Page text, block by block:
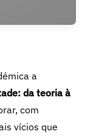
a
da teoria à
com
vícios que